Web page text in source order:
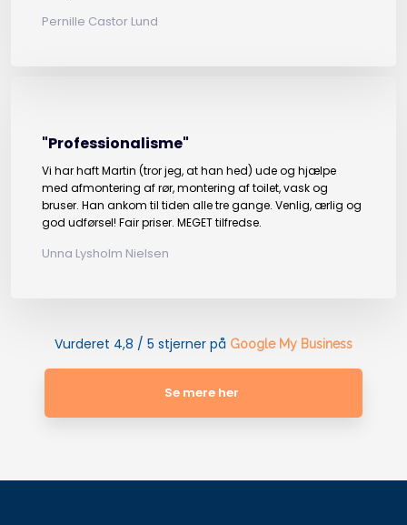
Pernille Castor Lund
"Professionalisme"
Vi har haft Martin (tror jeg, at han hed) ude og hjælpe
med afmontering af rør, montering af toilet, vask og
bruser. Han ankom til tiden alle tre gange. Venlig, ærlig og
god udførsel! Fair priser. MEGET tilfredse.
Unna Lysholm Nielsen
Vurderet 4,8 / 5 stjerner på Google My Business
Se mere her